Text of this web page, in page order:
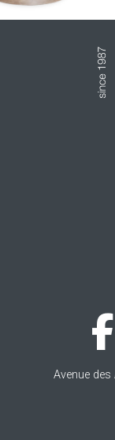
Avenue